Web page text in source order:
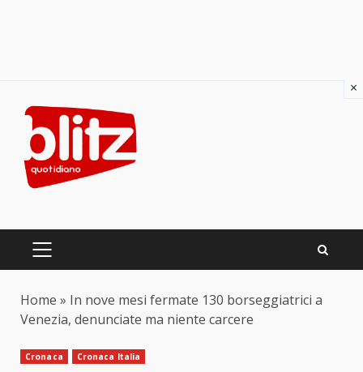
content
PRIMARY
Home » In nove mesi fermate 130 borseggiatrici a
Venezia, denunciate ma niente carcere
Cronaca Cronaca Italia
×